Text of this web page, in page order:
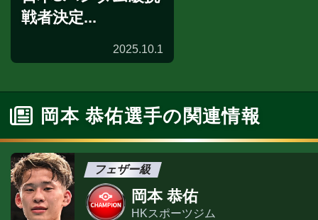
戦者決定...
2025.10.1
岡本 恭佑選手の関連情報
フェザー級
岡本 恭佑
HKスポーツジム